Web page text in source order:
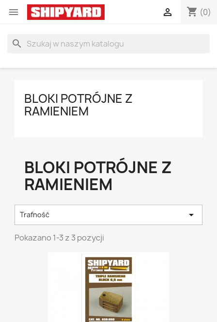
 shopping_cart (0)

search
BLOKI POTRÓJNE Z
RAMIENIEM
BLOKI POTRÓJNE Z
RAMIENIEM
Trafność 
Pokazano 1-3 z 3 pozycji